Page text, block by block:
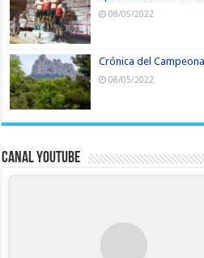
08/05/2022
Crónica del
08/05/2022
Canal YouTube